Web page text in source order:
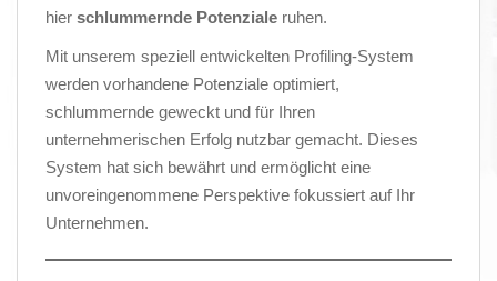
hier schlummernde Potenziale ruhen.
Mit unserem speziell entwickelten Profiling-System
werden vorhandene Potenziale optimiert,
schlummernde geweckt und für Ihren
unternehmerischen Erfolg nutzbar gemacht. Dieses
System hat sich bewährt und ermöglicht eine
unvoreingenommene Perspektive fokussiert auf Ihr
Unternehmen.